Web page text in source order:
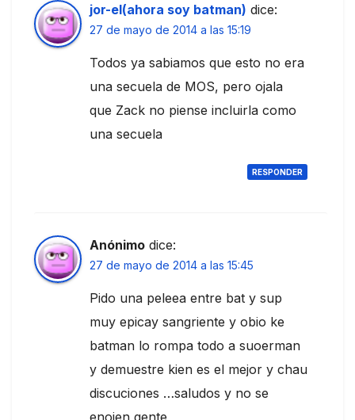
jor-el(ahora soy batman) dice:
27 de mayo de 2014 a las 15:19
Todos ya sabiamos que esto no era
una secuela de MOS, pero ojala
que Zack no piense incluirla como
una secuela
RESPONDER
Anónimo dice:
27 de mayo de 2014 a las 15:45
Pido una peleea entre bat y sup
muy epicay sangriente y obio ke
batman lo rompa todo a suoerman
y demuestre kien es el mejor y chau
discuciones …saludos y no se
enojen gente